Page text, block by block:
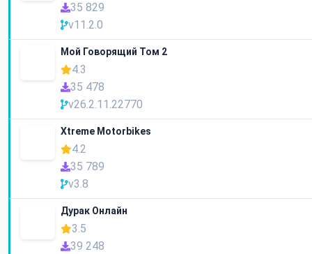
35 829
v11.2.0
Мой Говорящий Том 2
4.3
35 478
v26.2.11.22770
Xtreme Motorbikes
4.2
35 789
v3.8
Дурак Онлайн
3.5
39 248